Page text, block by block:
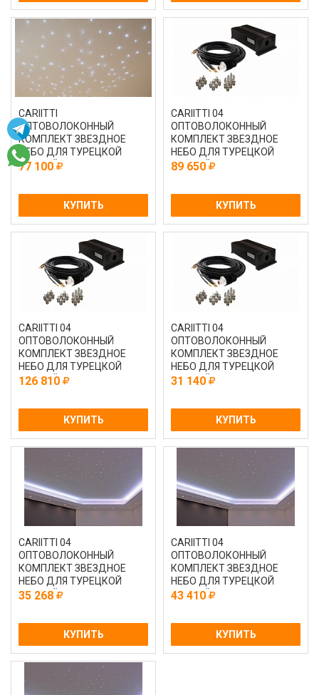
CARIITTI
ОПТОВОЛОКОННЫЙ
КОМПЛЕКТ ЗВЕЗДНОЕ
НЕБО ДЛЯ ТУРЕЦКОЙ
ПАРНОЙ С ПРОЕКТОРОМ
77 100
КУПИТЬ
CARIITTI 04
ОПТОВОЛОКОННЫЙ
КОМПЛЕКТ ЗВЕЗДНОЕ
НЕБО ДЛЯ ТУРЕЦКОЙ
ПАРНОЙ CRYSTAL STAR С
89 650
КУПИТЬ
CARIITTI 04
ОПТОВОЛОКОННЫЙ
КОМПЛЕКТ ЗВЕЗДНОЕ
НЕБО ДЛЯ ТУРЕЦКОЙ
ПАРНОЙ CRYSTAL STAR С
126 810
КУПИТЬ
CARIITTI 04
ОПТОВОЛОКОННЫЙ
КОМПЛЕКТ ЗВЕЗДНОЕ
НЕБО ДЛЯ ТУРЕЦКОЙ
ПАРНОЙ LED CRYSTAL
31 140
КУПИТЬ
CARIITTI 04
ОПТОВОЛОКОННЫЙ
КОМПЛЕКТ ЗВЕЗДНОЕ
НЕБО ДЛЯ ТУРЕЦКОЙ
ПАРНОЙ С ПРОЕКТОРОМ
35 268
КУПИТЬ
CARIITTI 04
ОПТОВОЛОКОННЫЙ
КОМПЛЕКТ ЗВЕЗДНОЕ
НЕБО ДЛЯ ТУРЕЦКОЙ
ПАРНОЙ С ПРОЕКТОРОМ
43 410
КУПИТЬ